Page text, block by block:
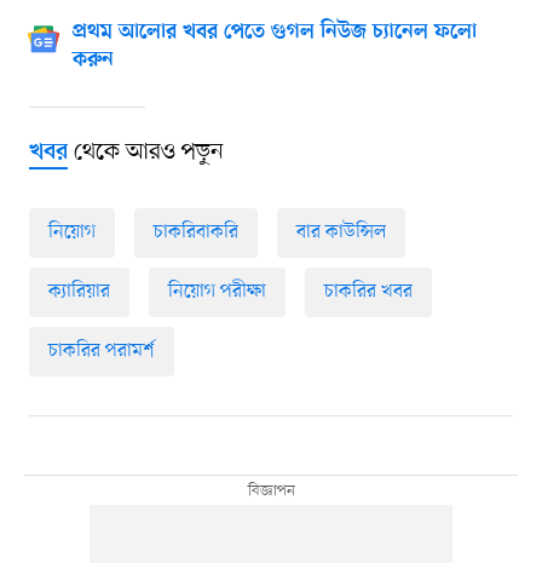
প্রথম আলোর খবর পেতে গুগল নিউজ চ্যানেল ফলো
করুন
খবরথেকে আরও পড়ুন
নিয়োগ চাকরিবাকরি বার কাউন্সিল
ক্যারিয়ার নিয়োগ পরীক্ষা চাকরির খবর
চাকরির পরামর্শ